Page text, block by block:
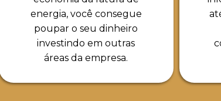
energia, você consegue
poupar o seu dinheiro
investindo em outras
áreas da empresa.